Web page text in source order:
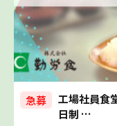
急募
工場社員食
日制 …